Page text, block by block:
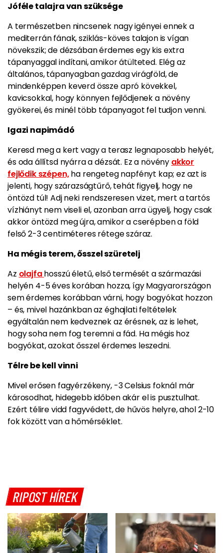
Jóféle talajra van szüksége
A természetben nincsenek nagy igényei ennek a
mediterrán fának, sziklás-köves talajon is vígan
növekszik; de dézsában érdemes egy kis extra
tápanyaggal indítani, amikor átülteted. Elég az
általános, tápanyagban gazdag virágföld, de
mindenképpen keverd össze apró kövekkel,
kavicsokkal, hogy könnyen fejlődjenek a növény
gyökerei, és minél több tápanyagot fel tudjon venni.
Igazi napimádó
Keresd meg a kert vagy a terasz legnaposabb helyét,
és oda állítsd nyárra a dézsát. Ez a növény akkor
fejlődik szépen,ha rengeteg napfényt kap; ez azt is
jelenti, hogy szárazságtűrő, tehát figyelj, hogy ne
öntözd túl! Adj neki rendszeresen vizet, mert a tartós
vízhiányt nem viseli el, azonban arra ügyelj, hogy csak
akkor öntözd meg újra, amikor a cserépben a föld
felső 2-3 centiméteres rétege száraz.
Ha mégis terem, ősszel szüretelj
Az olajfahosszú életű, első termését a származási
helyén 4-5 éves korában hozza, így Magyarországon
sem érdemes korábban várni, hogy bogyókat hozzon
– és, mivel hazánkban az éghajlati feltételek
egyáltalán nem kedveznek az érésnek, az is lehet,
hogy soha nem fog teremni a fád. Ha mégis hoz
bogyókat, azokat ősszel érdemes leszedni.
Télre be kell vinni
Mivel erősen fagyérzékeny, -3 Celsius foknál már
károsodhat, hidegebb időben akár el is pusztulhat.
Ezért télire vidd fagyvédett, de hűvös helyre, ahol 2-10
fok között van a hőmérséklet.
RIPOST HÍREK